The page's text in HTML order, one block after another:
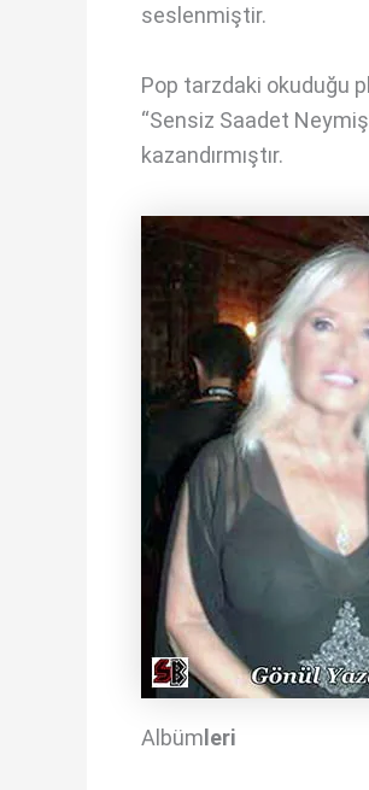
seslenmiştir.
Pop tarzdaki okuduğu
“Sensiz Saadet
kazandırmıştır.
Albüm leri